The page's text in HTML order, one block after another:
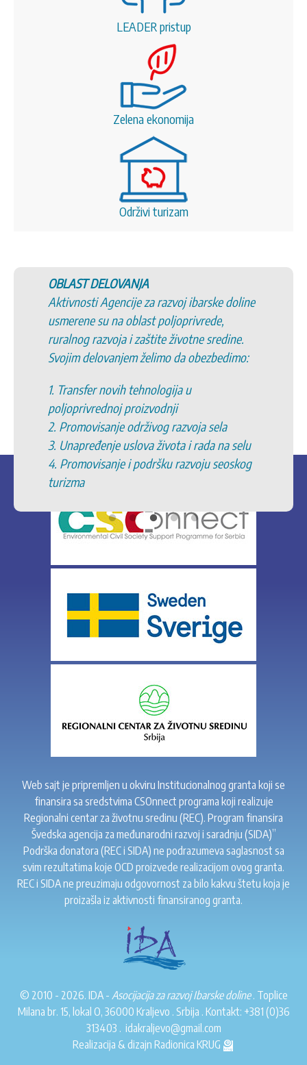
LEADER pristup
Zelena ekonomija
Održivi turizam
OBLAST DELOVANJA
Aktivnosti Agencije za razvoj ibarske doline
usmerene su na oblast poljoprivrede,
ruralnog razvoja i zaštite životne sredine.
Svojim delovanjem želimo da obezbedimo:
1. Transfer novih tehnologija u
poljoprivrednoj proizvodnji
2. Promovisanje održivog razvoja sela
3. Unapređenje uslova života i rada na selu
4. Promovisanje i podršku razvoju seoskog
turizma
Web sajt je pripremljen u okviru Institucionalnog granta koji se
finansira sa sredstvima CSOnnect programa koji realizuje
Regionalni centar za životnu sredinu (REC). Program finansira
Švedska agencija za međunarodni razvoj i saradnju (SIDA)”
Podrška donatora (REC i SIDA) ne podrazumeva saglasnost sa
svim rezultatima koje OCD proizvede realizacijom ovog granta.
REC i SIDA ne preuzimaju odgovornost za bilo kakvu štetu koja je
proizašla iz aktivnosti finansiranog granta.
© 2010 - 2026. IDA - Asocijacija za razvoj Ibarske doline. Toplice
Milana br. 15, lokal O, 36000 Kraljevo . Srbija . Kontakt: +381 (0)36
313403 . idakraljevo@gmail.com
Realizacija & dizajn Radionica KRUG